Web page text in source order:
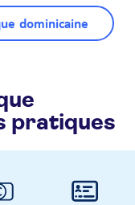
dominicaine
pratiques